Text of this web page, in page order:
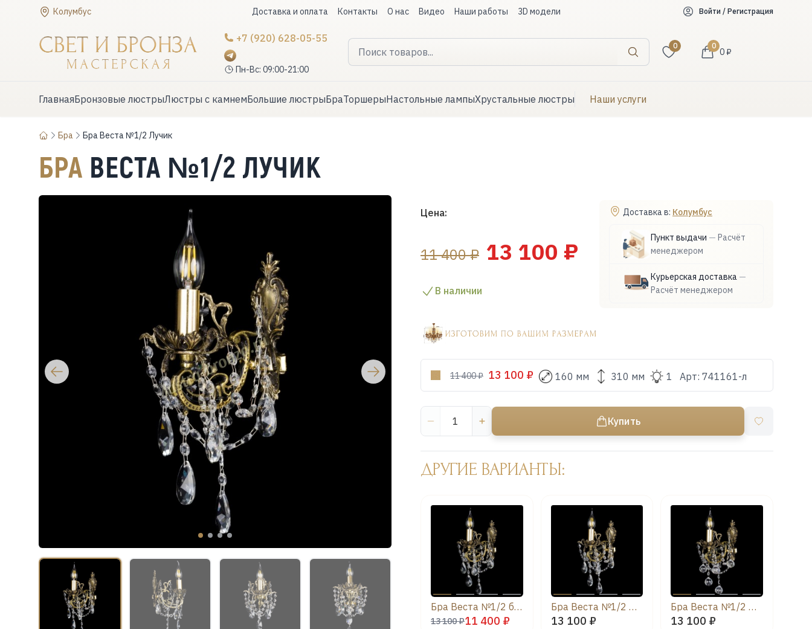
Колумбус Доставка и оплата Контакты О нас Видео Наши работы 3D модели Войти / Регистрация
+7 (920) 628-05-55
Пн-Вс: 09:00-21:00
Искать
0 0
0 ₽
ГлавнаяБронзовые люстрыЛюстры с камнемБольшие люстрыБраТоршерыНастольные лампыХрустальные люстры Наши услуги
Бра Бра Веста №1/2 Лучик
БРА ВЕСТА №1/2 ЛУЧИК
Цена:
11 400 ₽ 13 100 ₽
В наличии
Доставка в: Колумбус
Пункт выдачи — Расчёт
менеджером
Курьерская доставка —
Расчёт менеджером
11 400 ₽ 13 100 ₽ 160 мм 310 мм 1 Арт: 741161-л
Купить
ДРУГИЕ ВАРИАНТЫ:
Бра Веста №1/2 баден
13 100 ₽11 400 ₽
Бра Веста №1/2 Журавлик
13 100 ₽
Бра Веста №1/2 Шар
13 100 ₽